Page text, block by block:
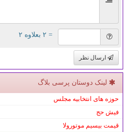
= ۲ بعلاوه ۲
ارسال نظر
لینک دوستان پرسی بلاگ
حوزه های انتخابیه مجلس
فیش حج
قیمت بیسیم موتورولا